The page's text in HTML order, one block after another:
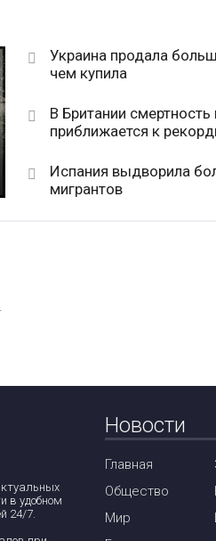
Украина продала
чем купила
В Британии
приближается к
Испания выдворила
мигрантов
в удобном
24/7.
Новости
Главная
Общество
Мир